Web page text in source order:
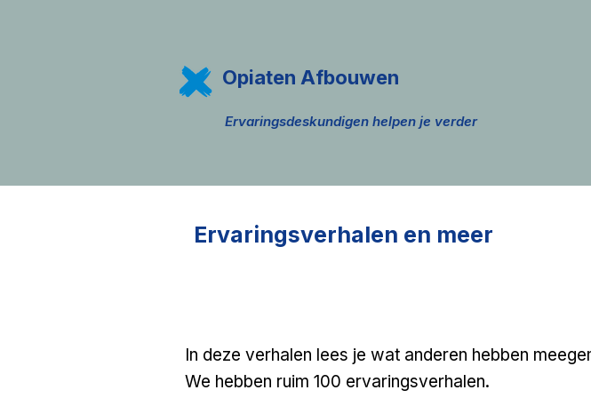
Opiaten Afbouwen
Ervaringsdeskundigen helpen je verder
Ervaringsverhalen en meer
In deze verhalen lees je wat anderen hebben
We hebben ruim 100 ervaringsverhalen.